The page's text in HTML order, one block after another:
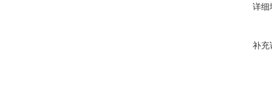
详细
补充